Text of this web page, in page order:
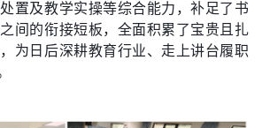
置及教学实操等综合能力，补足了书
间的衔接短板，全面积累了宝贵且扎
为日后深耕教育行业、走上讲台履职